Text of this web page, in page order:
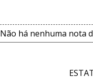
Não há nenhuma nota